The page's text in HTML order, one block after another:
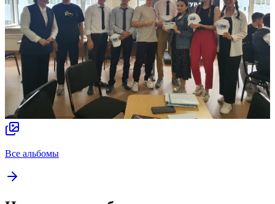
Все альбомы